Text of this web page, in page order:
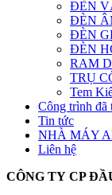
ĐÈN
ĐÈN
ĐÈN
ĐÈN
RAM
TRỤ
Tem
Công trình đã
Tin tức
NHÀ MÁY
Liên hệ
CÔNG TY CP